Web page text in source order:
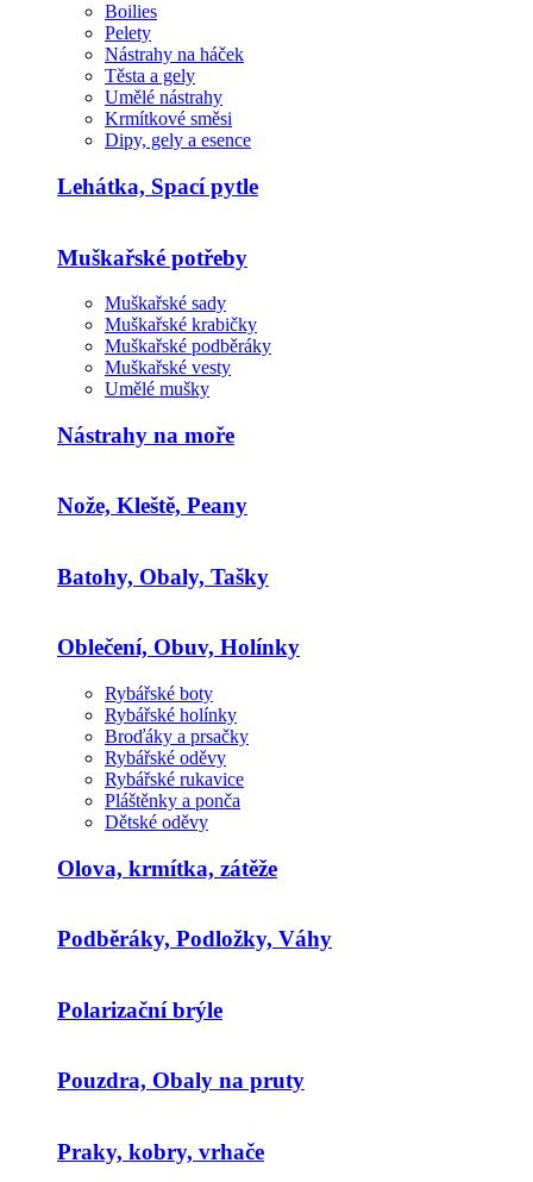
Boilies
Pelety
Nástrahy na háček
Těsta a gely
Umělé nástrahy
Krmítkové směsi
Dipy, gely a esence
Lehátka, Spací pytle
Muškařské potřeby
Muškařské sady
Muškařské krabičky
Muškařské podběráky
Muškařské vesty
Umělé mušky
Nástrahy na moře
Nože, Kleště, Peany
Batohy, Obaly, Tašky
Oblečení, Obuv, Holínky
Rybářské boty
Rybářské holínky
Broďáky a prsačky
Rybářské oděvy
Rybářské rukavice
Pláštěnky a ponča
Dětské oděvy
Olova, krmítka, zátěže
Podběráky, Podložky, Váhy
Polarizační brýle
Pouzdra, Obaly na pruty
Praky, kobry, vrhače